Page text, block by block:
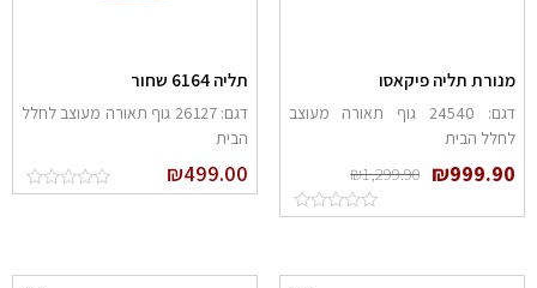
תליה פיקאסו
דגם: 24540 גוף תאורה מעוצב
הבית
₪1,299.90 ₪
תליה 6164 שחור
דגם: 26127 גוף תאורה מעוצב לחלל
הבית
₪499.00